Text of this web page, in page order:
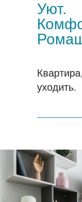
уходить.
Уют.